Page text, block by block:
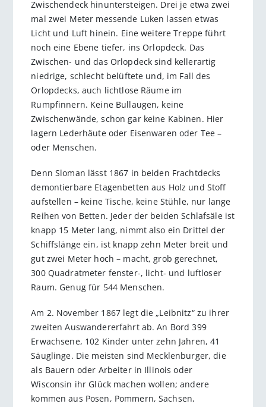
Zwischendeck hinuntersteigen. Drei je etwa zwei
mal zwei Meter messende Luken lassen etwas
Licht und Luft hinein. Eine weitere Treppe führt
noch eine Ebene tiefer, ins Orlopdeck. Das
Zwischen- und das Orlopdeck sind kellerartig
niedrige, schlecht belüftete und, im Fall des
Orlopdecks, auch lichtlose Räume im
Rumpfinnern. Keine Bullaugen, keine
Zwischenwände, schon gar keine Kabinen. Hier
lagern Lederhäute oder Eisenwaren oder Tee –
oder Menschen.
Denn Sloman lässt 1867 in beiden Frachtdecks
demontierbare Etagenbetten aus Holz und Stoff
aufstellen – keine Tische, keine Stühle, nur lange
Reihen von Betten. Jeder der beiden Schlafsäle ist
knapp 15 Meter lang, nimmt also ein Drittel der
Schiffslänge ein, ist knapp zehn Meter breit und
gut zwei Meter hoch – macht, grob gerechnet,
300 Quadratmeter fenster-, licht- und luftloser
Raum. Genug für 544 Menschen.
Am 2. November 1867 legt die „Leibnitz“ zu ihrer
zweiten Auswandererfahrt ab. An Bord 399
Erwachsene, 102 Kinder unter zehn Jahren, 41
Säuglinge. Die meisten sind Mecklenburger, die
als Bauern oder Arbeiter in Illinois oder
Wisconsin ihr Glück machen wollen; andere
kommen aus Posen, Pommern, Sachsen,